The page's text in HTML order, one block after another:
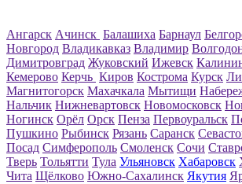
Ангарск Ачинск Балашиха Барнаул
Новгород Владикавказ Владимир
Димитровград Жуковский Ижевск
Кемерово Керчь Киров Кострома Курск
Магнитогорск Махачкала Мытищи
Нальчик Нижневартовск Новомосковск
Ногинск Орёл Орск Пенза Первоуральск
Пушкино Рыбинск Рязань Саранск
Посад Симферополь Смоленск Сочи
Тверь Тольятти Тула Ульяновск Хабаровск
Чита Щёлково Южно-Сахалинск Якутия